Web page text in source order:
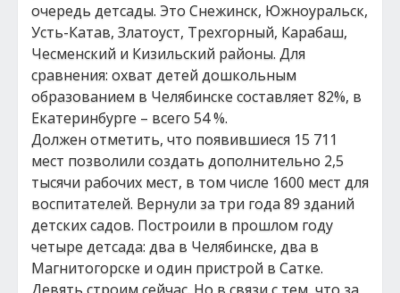
очередь детсады. Это Снежинск, Южноуральск,
Усть-Катав, Златоуст, Трехгорный, Карабаш,
Чесменский и Кизильский районы. Для
сравнения: охват детей дошкольным
образованием в Челябинске составляет 82%, в
Екатеринбурге – всего 54 %.
Должен отметить, что появившиеся 15 711
мест позволили создать дополнительно 2,5
тысячи рабочих мест, в том числе 1600 мест для
воспитателей. Вернули за три года 89 зданий
детских садов. Построили в прошлом году
четыре детсада: два в Челябинске, два в
Магнитогорске и один пристрой в Сатке.